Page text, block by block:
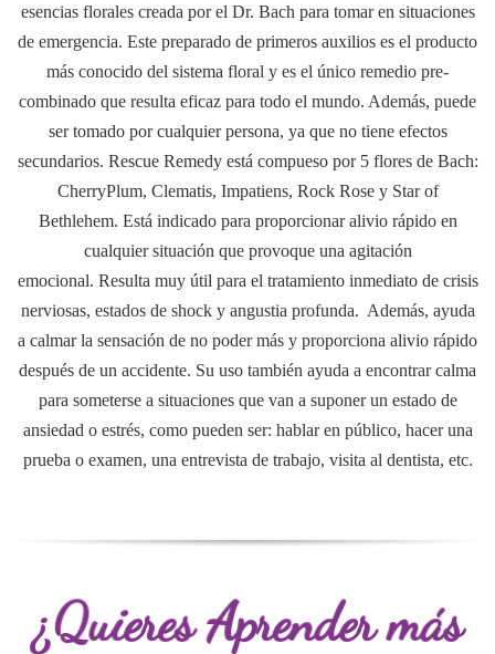
esencias florales creada por el Dr. Bach para tomar en situaciones
de emergencia. Este preparado de primeros auxilios es el producto
más conocido del sistema floral y es el único remedio pre-
combinado que resulta eficaz para todo el mundo. Además, puede
ser tomado por cualquier persona, ya que no tiene efectos
secundarios. Rescue Remedy está compueso por 5 flores de Bach:
CherryPlum, Clematis, Impatiens, Rock Rose y Star of
Bethlehem. Está indicado para proporcionar alivio rápido en
cualquier situación que provoque una agitación
emocional. Resulta muy útil para el tratamiento inmediato de crisis
nerviosas, estados de shock y angustia profunda. Además, ayuda
a calmar la sensación de no poder más y proporciona alivio rápido
después de un accidente. Su uso también ayuda a encontrar calma
para someterse a situaciones que van a suponer un estado de
ansiedad o estrés, como pueden ser: hablar en público, hacer una
prueba o examen, una entrevista de trabajo, visita al dentista, etc.
¿QuieresAprender más